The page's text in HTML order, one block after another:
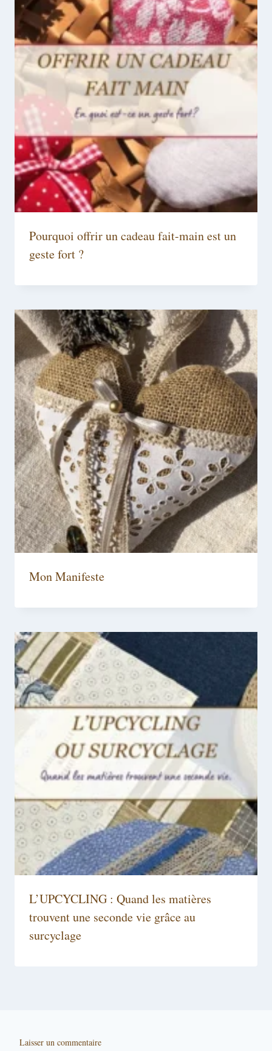
Pourquoi offrir un cadeau fait-main est un
geste fort ?
Mon Manifeste
L’UPCYCLING : Quand les matières
trouvent une seconde vie grâce au
surcyclage
Laisser un commentaire